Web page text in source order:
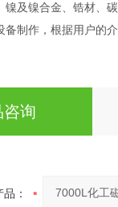
镍及镍合金、锆材、
备制作，根据用户的
咨询
品：